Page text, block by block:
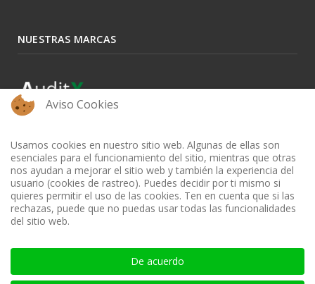
NUESTRAS MARCAS
BIBLIOTECA AUDITOOL - ISSN: 2665-1696 y 2665-3508
Aviso Cookies
Usamos cookies en nuestro sitio web. Algunas de ellas son
esenciales para el funcionamiento del sitio, mientras que otras
nos ayudan a mejorar el sitio web y también la experiencia del
usuario (cookies de rastreo). Puedes decidir por ti mismo si
quieres permitir el uso de las cookies. Ten en cuenta que si las
rechazas, puede que no puedas usar todas las funcionalidades
del sitio web.
De acuerdo